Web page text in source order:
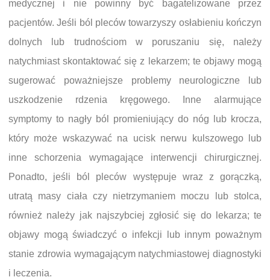
medycznej i nie powinny być bagatelizowane przez
pacjentów. Jeśli ból pleców towarzyszy osłabieniu kończyn
dolnych lub trudnościom w poruszaniu się, należy
natychmiast skontaktować się z lekarzem; te objawy mogą
sugerować poważniejsze problemy neurologiczne lub
uszkodzenie rdzenia kręgowego. Inne alarmujące
symptomy to nagły ból promieniujący do nóg lub krocza,
który może wskazywać na ucisk nerwu kulszowego lub
inne schorzenia wymagające interwencji chirurgicznej.
Ponadto, jeśli ból pleców występuje wraz z gorączką,
utratą masy ciała czy nietrzymaniem moczu lub stolca,
również należy jak najszybciej zgłosić się do lekarza; te
objawy mogą świadczyć o infekcji lub innym poważnym
stanie zdrowia wymagającym natychmiastowej diagnostyki
i leczenia.